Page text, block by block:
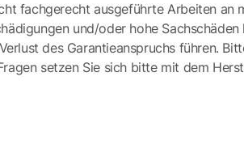
fachgerecht ausgeführte Arbeiten an
und/oder hohe
des Garantieanspruchs führen.
setzen Sie sich bitte mit dem